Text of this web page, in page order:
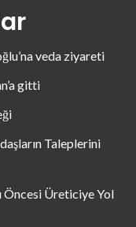
veda ziyareti
gitti
Taleplerini
Öncesi Üreticiye Yol